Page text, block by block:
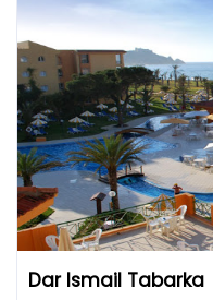
Dar Ismail Tabarka